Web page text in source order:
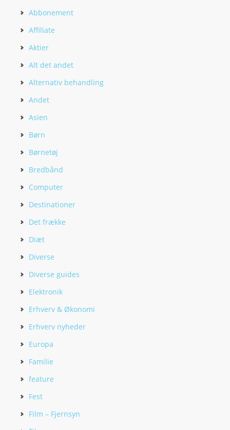
Abbonement
Affiliate
Aktier
Alt det andet
Alternativ behandling
Andet
Asien
Børn
Børnetøj
Bredbånd
Computer
Destinationer
Det frække
Diæt
Diverse
Diverse guides
Elektronik
Erhverv & Økonomi
Erhverv nyheder
Europa
Familie
feature
Fest
Film – Fjernsyn